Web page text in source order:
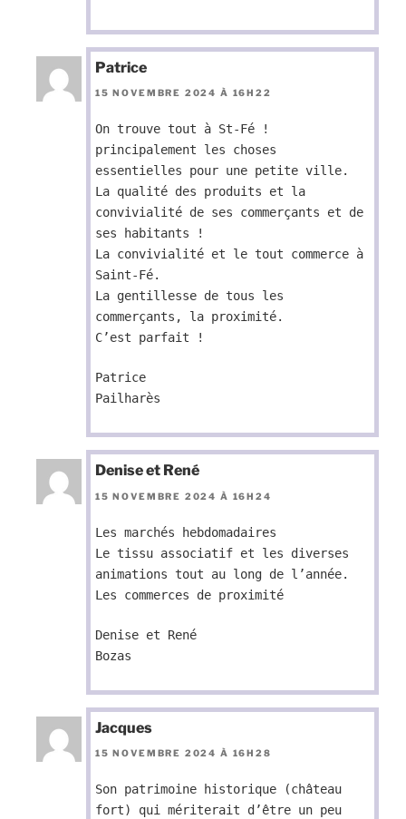
Patrice
15 NOVEMBRE 2024 À 16H22
On trouve tout à St-Fé !
principalement les choses
essentielles pour une petite ville.
La qualité des produits et la
convivialité de ses commerçants et de
ses habitants !
La convivialité et le tout commerce à
Saint-Fé.
La gentillesse de tous les
commerçants, la proximité.
C’est parfait !
Patrice
Pailharès
Denise et René
15 NOVEMBRE 2024 À 16H24
Les marchés hebdomadaires
Le tissu associatif et les diverses
animations tout au long de l’année.
Les commerces de proximité
Denise et René
Bozas
Jacques
15 NOVEMBRE 2024 À 16H28
Son patrimoine historique (château
fort) qui mériterait d’être un peu